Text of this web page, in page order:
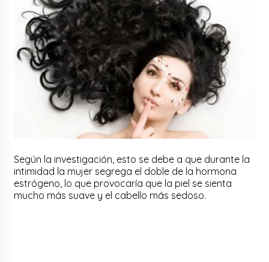
Según la investigación, esto se debe a que durante la
intimidad la mujer segrega el doble de la hormona
estrógeno, lo que provocaría que la piel se sienta
mucho más suave y el cabello más sedoso.